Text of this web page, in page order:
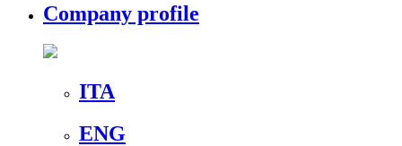
Company profile
ITA
ENG